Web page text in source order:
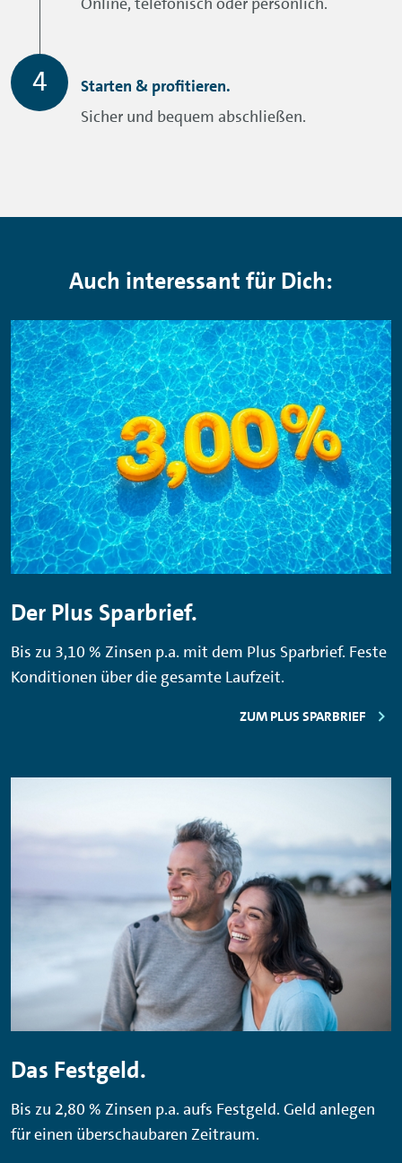
Starten & profitieren.
Sicher und bequem abschließen.
Auch interessant für Dich:
Der Plus Sparbrief.
Bis zu 3,10 % Zinsen p.a. mit dem Plus Sparbrief. Feste
Konditionen über die gesamte Laufzeit.
ZUM PLUS SPARBRIEF
Das Festgeld.
Bis zu 2,80 % Zinsen p.a. aufs Festgeld. Geld anlegen
für einen überschaubaren Zeitraum.